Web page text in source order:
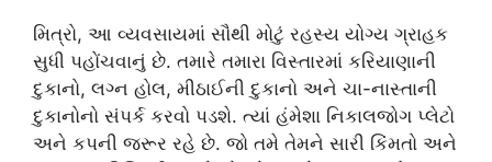
મિત્રો, આ વ્યવસાયમાં સૌથી મોટું રહસ્ય યોગ્ય ગ્રાહક
સુધી પહોંચવાનું છે. તમારે તમારા વિસ્તારમાં કરિયાણાની
દુકાનો, લગ્ન હોલ, મીઠાઈની દુકાનો અને ચા-નાસ્તાની
દુકાનોનો સંપર્ક કરવો પડશે. ત્યાં હંમેશા નિકાલજોગ પ્લેટો
અને કપની જરૂર રહે છે. જો તમે તેમને સારી કિંમતો અને